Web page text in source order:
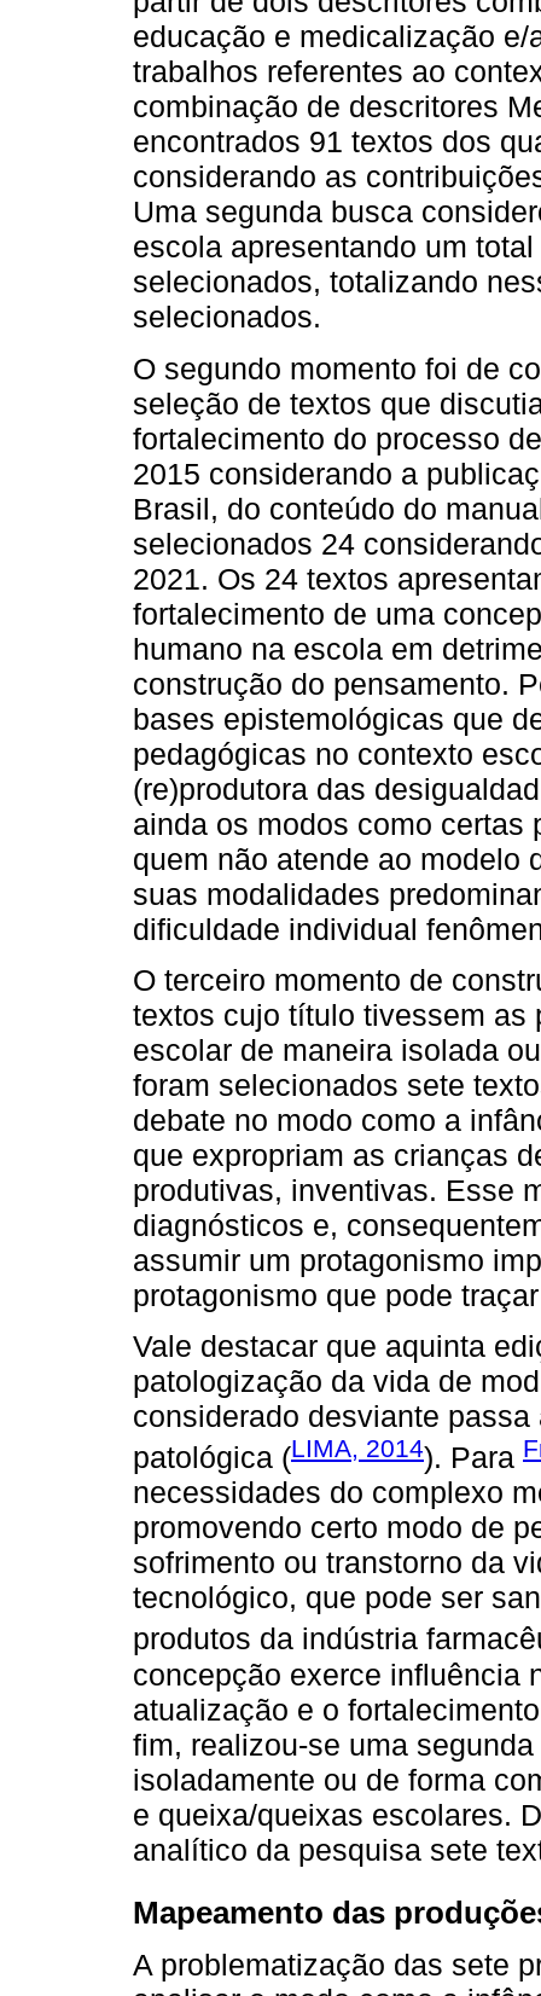
educação e medicalização
trabalhos referentes ao
combinação de descritores
encontrados 91 textos dos
considerando as
Uma segunda busca
escola apresentando um
selecionados, totalizando
selecionados.
O segundo momento foi de
seleção de textos que
fortalecimento do processo
2015 considerando a
Brasil, do conteúdo do
selecionados 24
2021. Os 24 textos
fortalecimento de uma
humano na escola em
construção do pensamento.
bases epistemológicas que
pedagógicas no contexto
(re)produtora das
ainda os modos como certas
quem não atende ao modelo
suas modalidades
dificuldade individual
O terceiro momento de
textos cujo título tivessem as
escolar de maneira isolada
foram selecionados sete
debate no modo como a
que expropriam as crianças
produtivas, inventivas. Esse
diagnósticos e,
assumir um protagonismo
protagonismo que pode
Vale destacar que aquinta
patologização da vida de
considerado desviante
patológica (LIMA, 2014). Para
necessidades do complexo
promovendo certo modo de
sofrimento ou transtorno da
tecnológico, que pode ser
produtos da indústria
concepção exerce influência
atualização e o
fim, realizou-se uma
isoladamente ou de forma
e queixa/queixas escolares.
analítico da pesquisa sete
Mapeamento das
A problematização das sete